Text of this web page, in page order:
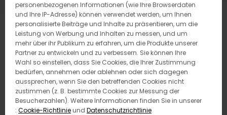
personenbezogenen Informationen (wie Ihre Browserdaten
und Ihre IP-Adresse) können verwendet werden, um Ihnen
personalisierte Beiträge und Inhalte zu präsentieren, um die
Leistung von Werbung und Inhalten zu messen, und um
mehr über ihr Publikum zu erfahren, um die Produkte unserer
Partner zu entwickeln und zu verbessern. Sie können Ihre
Wahl so einstellen, dass Sie Cookies, die Ihrer Zustimmung
bedürfen, annehmen oder ablehnen oder sich dagegen
aussprechen, wenn Sie den betreffenden Cookies nicht
zustimmen (z. B. bestimmte Cookies zur Messung der
Besucherzahlen). Weitere Informationen finden Sie in unserer
: Cookie-Richtlinieund Datenschutzrichtlinie